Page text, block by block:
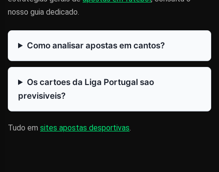
nosso guia dedicado.
Como analisar apostas em cantos?
Os cartoes da Liga Portugal sao
previsiveis?
Tudo em sites apostas desportivas.